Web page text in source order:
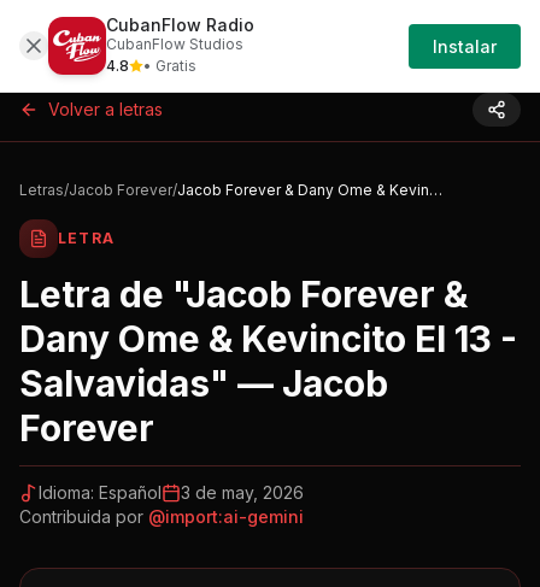
Letras Jacob-forever-jacob-forever-dany-
Iniciar
Sesión
Volver a letras
Letras/Jacob Forever/ Jacob Forever & Dany Ome & Kevincito El 13 - Salvavidas
LETRA
Letra de "Jacob Forever &
Dany Ome & Kevincito El 13 -
Salvavidas" — Jacob
Forever
Idioma: Español
3 de may, 2026
Contribuida por @import:ai-gemini
CubanFlow Radio
CubanFlow Studios
4.8
• Gratis
Instalar